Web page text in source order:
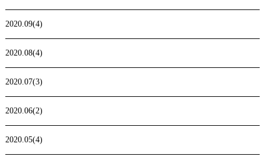
2020.09(4)
2020.08(4)
2020.07(3)
2020.06(2)
2020.05(4)